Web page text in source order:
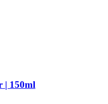
| 150ml